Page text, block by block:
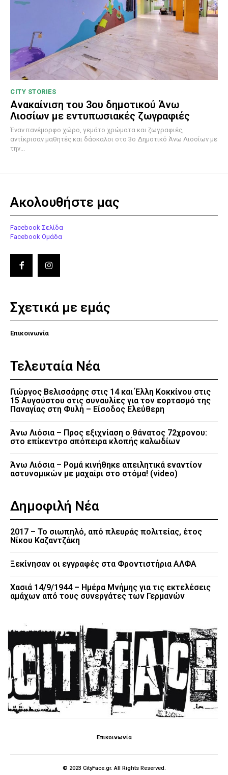
CITY STORIES
Ανακαίνιση του 3ου δημοτικού Άνω
Λιοσίων με εντυπωσιακές ζωγραφιές
Έναν πανέμορφο χώρο, γεμάτο χρώματα και ζωγραφιές,
αντίκρισαν μαθητές και δάσκαλοι στο 3ο Δημοτικό Άνω Λιοσίων με
την...
Ακολουθήστε μας
Facebook Σελίδα
Facebook Ομάδα
Σχετικά με εμάς
Επικοινωνία
Τελευταία Νέα
Γιώργος Βελισσάρης στις 14 και Έλλη Κοκκίνου στις
15 Αυγούστου στις συναυλίες για τον εορτασμό της
Παναγίας στη Φυλή – Είσοδος Ελεύθερη
Άνω Λιόσια – Προς εξιχνίαση ο θάνατος 72χρονου:
στο επίκεντρο απόπειρα κλοπής καλωδίων
Άνω Λιόσια – Ρομά κινήθηκε απειλητικά εναντίον
αστυνομικών με μαχαίρι στο στόμα! (video)
Δημοφιλή Νέα
2017 – Το σιωπηλό, από πλευράς πολιτείας, έτος
Νίκου Καζαντζάκη
Ξεκίνησαν οι εγγραφές στα Φροντιστήρια ΑΛΦΑ
Χασιά 14/9/1944 – Ημέρα Μνήμης για τις εκτελέσεις
αμάχων από τους συνεργάτες των Γερμανών
Επικοινωνία
© 2023 CityFace.gr. All Rights Reserved.